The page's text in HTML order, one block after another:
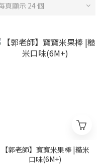
頁顯示 24 個
【郭老師】寶寶米果棒 |糙米
口味(6M+)